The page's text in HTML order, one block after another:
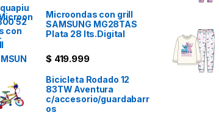
Microondas con grill
SAMSUNG MG28TAS
Plata 28 lts.Digital
$419.999
Bicicleta Rodado 12
83TW Aventura
c/accesorio/guardabarr
os